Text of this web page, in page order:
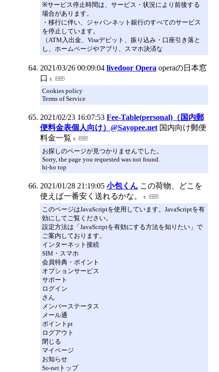
※サービス停止時間は、サービス・状況により前後する
場合があります。
・移行に伴い、ジャパンネット銀行のすべてのサービス
を停止しています。
（ATM入出金、Visaデビット、振り込み・口座引き落と
し、ホームページやアプリ、スマホ決済な
2021/03/26 00:09:04 livedoor Opera operaの日本窓
口
Cookies policy
Terms of Service
2021/02/23 16:07:53 Fee-Table(personal)（国内郵
便料金表個人向け）@Sayopee.net 国内向け郵便
料金一覧
お探しのページが見つかりませんでした。
Sorry, the page you requested was not found.
hi-ho top
2021/01/28 21:19:05 小包くん この荷物、どこを
使えば一番安く送れるかな。
このページはJavaScriptを使用しています。JavaScriptを有
効にしてご覧ください。
設定方法は「JavaScriptを有効にする方法を知りたい」で
ご案内しております。
インターネット接続
SIM・スマホ
会員特典・ポイント
オプションサービス
サポート
ログイン
さん
メンバーステータス
メール通
ポイントpt
ログアウト
閉じる
マイページ
お知らせ
So-netトップ